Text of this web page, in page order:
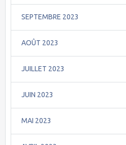
SEPTEMBRE 2023
AOÛT 2023
JUILLET 2023
JUIN 2023
MAI 2023